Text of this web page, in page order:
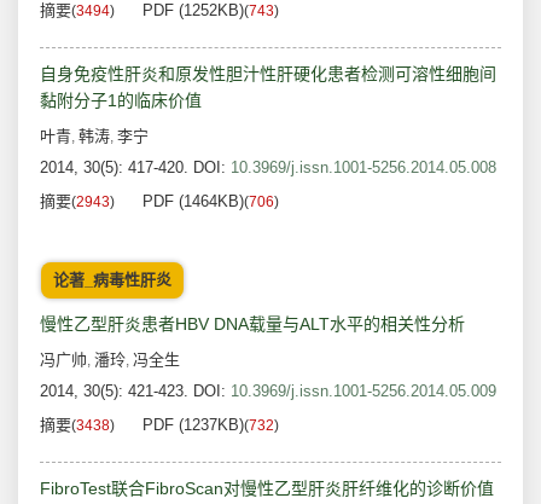
摘要(3494) PDF (1252KB)(743)
自身免疫性肝炎和原发性胆汁性肝硬化患者检测可溶性细胞间
黏附分子1的临床价值
叶青, 韩涛, 李宁
2014, 30(5): 417-420. DOI: 10.3969/j.issn.1001-5256.2014.05.008
摘要(2943) PDF (1464KB)(706)
论著_病毒性肝炎
慢性乙型肝炎患者HBV DNA载量与ALT水平的相关性分析
冯广帅, 潘玲, 冯全生
2014, 30(5): 421-423. DOI: 10.3969/j.issn.1001-5256.2014.05.009
摘要(3438) PDF (1237KB)(732)
FibroTest联合FibroScan对慢性乙型肝炎肝纤维化的诊断价值